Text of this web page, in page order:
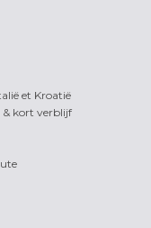
et Kroatië
& kort verblijf